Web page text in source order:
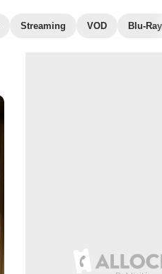
Streaming VOD Blu-